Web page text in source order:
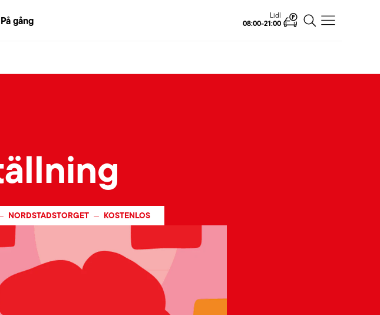
På gång Lidl
08:00-21:00
NORDSTADSTORGET — KOSTENLOS